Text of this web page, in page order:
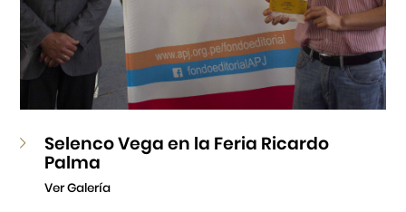
Selenco Vega en la Feria Ricardo
Palma
Ver Galería